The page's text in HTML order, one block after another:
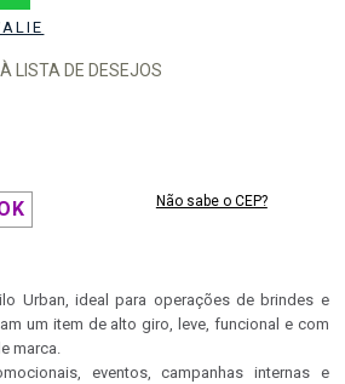
LISTA DE DESEJOS
Não sabe o CEP?
Urban, ideal para operações de brindes e
um item de alto giro, leve, funcional e com
marca.
eventos, campanhas internas e